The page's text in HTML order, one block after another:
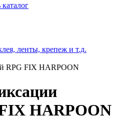
каталог
ленты, крепеж и т.д.
RPG FIX HARPOON
HARPOON